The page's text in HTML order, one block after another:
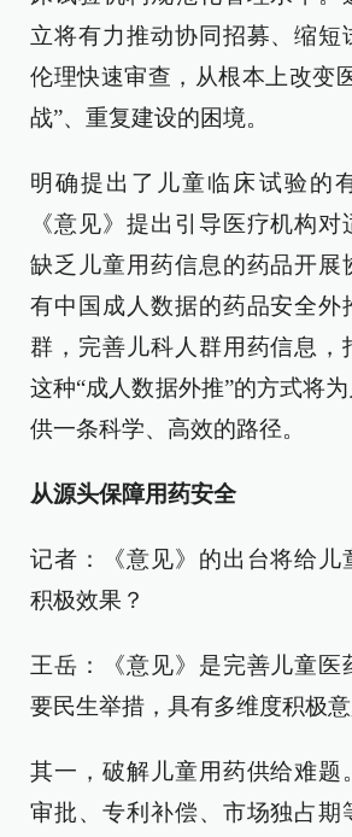
立将有力推动协同招募、缩短
伦理快速审查，从根本上改变
战”、重复建设的困境。
明确提出了儿童临床试验的
《意见》提出引导医疗机构
缺乏儿童用药信息的药品开展
有中国成人数据的药品安全外
群，完善儿科人群用药信息，
这种“成人数据外推”的方式将
供一条科学、高效的路径。
从源头保障用药安全
记者：《意见》的出台将给儿
积极效果？
王岳：《意见》是完善儿童医
要民生举措，具有多维度积极意
其一，破解儿童用药供给难题
审批、专利补偿、市场独占期